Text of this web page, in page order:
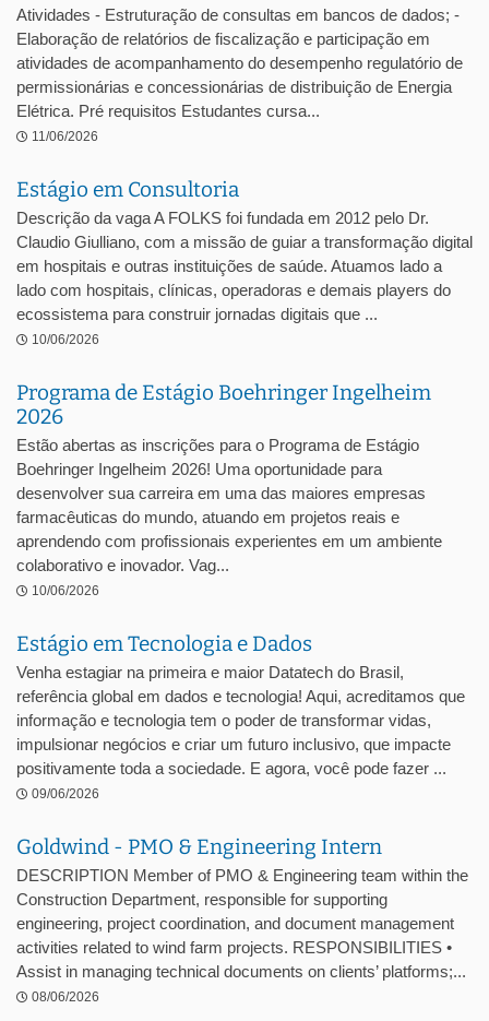
Atividades - Estruturação de consultas em bancos de dados; -
Elaboração de relatórios de fiscalização e participação em
atividades de acompanhamento do desempenho regulatório de
permissionárias e concessionárias de distribuição de Energia
Elétrica. Pré requisitos Estudantes cursa...
11/06/2026
Estágio em Consultoria
Descrição da vaga A FOLKS foi fundada em 2012 pelo Dr.
Claudio Giulliano, com a missão de guiar a transformação digital
em hospitais e outras instituições de saúde. Atuamos lado a
lado com hospitais, clínicas, operadoras e demais players do
ecossistema para construir jornadas digitais que ...
10/06/2026
Programa de Estágio Boehringer Ingelheim
2026
Estão abertas as inscrições para o Programa de Estágio
Boehringer Ingelheim 2026! Uma oportunidade para
desenvolver sua carreira em uma das maiores empresas
farmacêuticas do mundo, atuando em projetos reais e
aprendendo com profissionais experientes em um ambiente
colaborativo e inovador. Vag...
10/06/2026
Estágio em Tecnologia e Dados
Venha estagiar na primeira e maior Datatech do Brasil,
referência global em dados e tecnologia! Aqui, acreditamos que
informação e tecnologia tem o poder de transformar vidas,
impulsionar negócios e criar um futuro inclusivo, que impacte
positivamente toda a sociedade. E agora, você pode fazer ...
09/06/2026
Goldwind - PMO & Engineering Intern
DESCRIPTION Member of PMO & Engineering team within the
Construction Department, responsible for supporting
engineering, project coordination, and document management
activities related to wind farm projects. RESPONSIBILITIES •
Assist in managing technical documents on clients’ platforms;...
08/06/2026